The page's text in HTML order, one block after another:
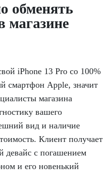
обменять
магазине
іPhone 13 Pro со 100%
смартфон Apple, значит
магазина
вашего
вид и наличие
Клиент получает
девайс с погашением
и его новенький